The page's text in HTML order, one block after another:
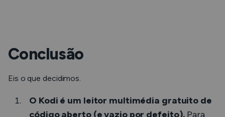
Conclusão
Eis o que decidimos.
O Kodi é um leitor multimédia gratuito de
código aberto (e vazio por defeito). Para